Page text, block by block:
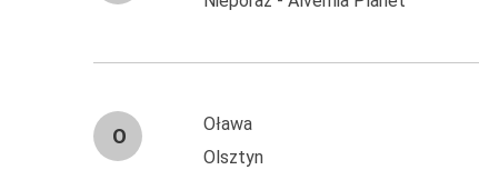
O
Oława
Olsztyn